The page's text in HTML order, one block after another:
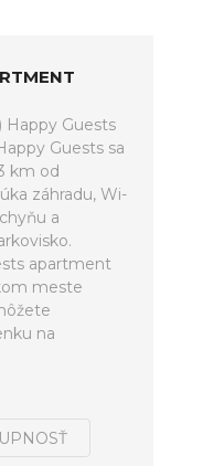
Happy Guests
Guests sa
km od
záhradu, Wi-
a
apartment
meste
na